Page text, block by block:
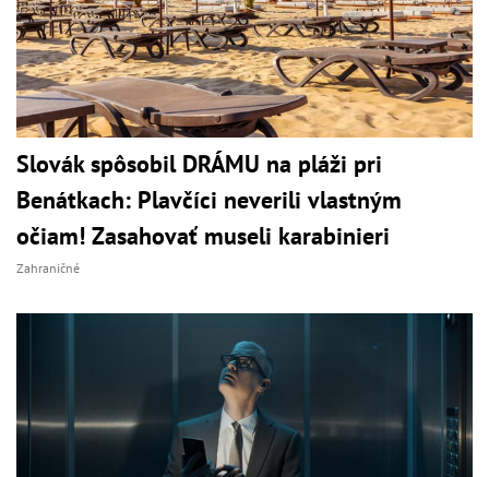
Slovák spôsobil DRÁMU na pláži pri
Benátkach: Plavčíci neverili vlastným
očiam! Zasahovať museli karabinieri
Zahraničné